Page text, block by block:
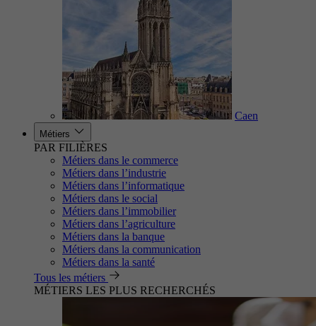
Caen
Métiers
PAR FILIÈRES
Métiers dans le commerce
Métiers dans l’industrie
Métiers dans l’informatique
Métiers dans le social
Métiers dans l’immobilier
Métiers dans l’agriculture
Métiers dans la banque
Métiers dans la communication
Métiers dans la santé
Tous les métiers
MÉTIERS LES PLUS RECHERCHÉS